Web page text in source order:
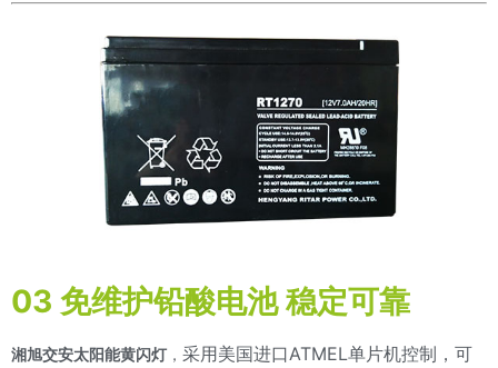
03 免维护铅酸电池 稳定可靠
湘旭交安太阳能黄闪灯， 采用美国进口ATMEL单片机控制，可